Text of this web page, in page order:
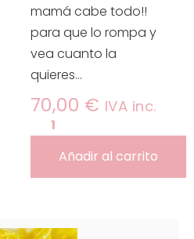
mamá cabe todo!!
para que lo rompa y
vea cuanto la
quieres…
70,00 € IVA inc.
Añadir al carrito